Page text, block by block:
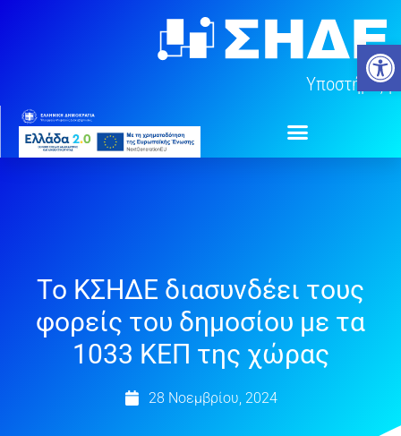
Υποστήριξη
Το ΚΣΗΔΕ διασυνδέει τους
φορείς του δημοσίου με τα
1033 ΚΕΠ της χώρας
28 Νοεμβρίου, 2024